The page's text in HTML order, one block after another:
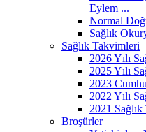
Eylem ...
Normal
Sağlık
Sağlık Takvimleri
2026 Yılı
2025 Yılı
2023
2022 Yılı
2021
Broşürler